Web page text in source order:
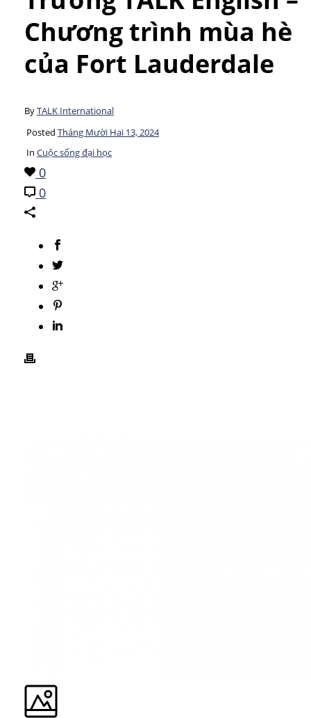
Chương trình mùa hè
của Fort Lauderdale
ByTALK International
Posted Tháng Mười Hai 13, 2024
In Cuộc sống đại học
0
0